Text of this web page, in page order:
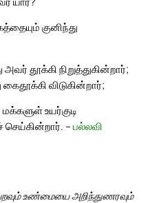
குனிந்து
தூக்கி நிறுத்துகின்றார்;
விடுகின்றார்;
உயர்குடி
– பல்லவி
உண்மையை அறிந்துணரவும்